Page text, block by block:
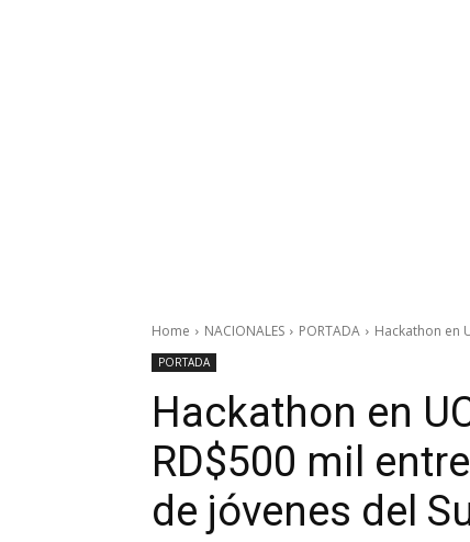
Home NACIONALES PORTADA Hackathon en
PORTADA
Hackathon en
RD$500 mil
de jóvenes del